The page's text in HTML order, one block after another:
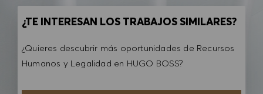
¿TE INTERESAN LOS TRABAJOS SIMILARES?
¿Quieres descubrir más oportunidades de Recursos
Humanos y Legalidad en HUGO BOSS?